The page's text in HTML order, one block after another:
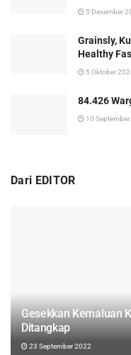
5 Desember
Grainsly,
Healthy
5 Oktober
84.426
10
Dari EDITOR
Gesekkan Kemaluan
Ditangkap
23 September 2022